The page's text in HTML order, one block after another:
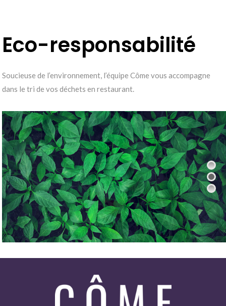
Eco-responsabilité
Soucieuse de l’environnement, l’équipe Côme vous accompagne
dans le tri de vos déchets en restaurant.